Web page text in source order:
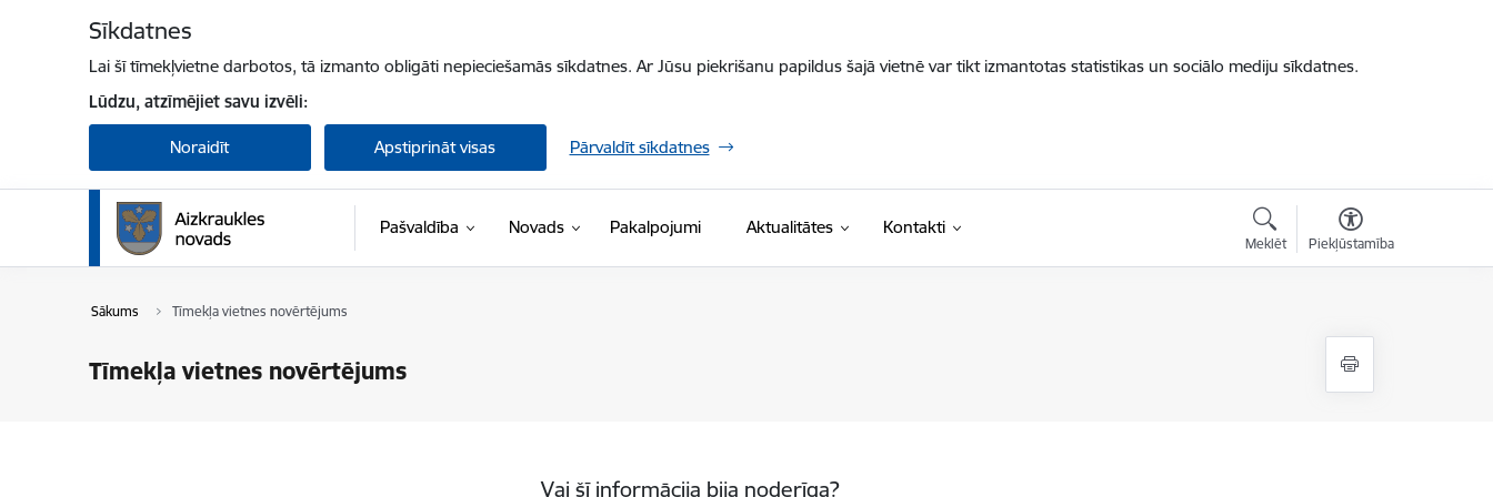
Sīkdatnes
Lai šī tīmekļvietne darbotos, tā izmanto obligāti nepieciešamās sīkdatnes. Ar Jūsu piekrišanu papildus šajā vietnē var tikt izmantotas statistikas un sociālo mediju sīkdatnes.
Lūdzu, atzīmējiet savu izvēli:
Noraidīt Apstiprināt visas Pārvaldīt sīkdatnes
Pašvaldība Novads Pakalpojumi Aktualitātes Kontakti
Meklēt Piekļūstamība
Sākums Tīmekļa vietnes novērtējums
Tīmekļa vietnes novērtējums
Vai šī informācija bija noderīga?